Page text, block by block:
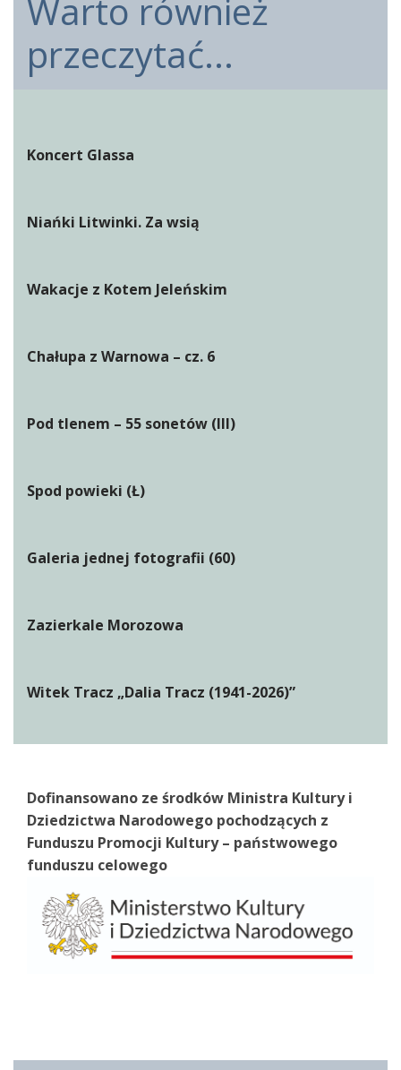
Warto również
przeczytać...
Koncert Glassa
Niańki Litwinki. Za wsią
Wakacje z Kotem Jeleńskim
Chałupa z Warnowa – cz. 6
Pod tlenem – 55 sonetów (III)
Spod powieki (Ł)
Galeria jednej fotografii (60)
Zazierkale Morozowa
Witek Tracz „Dalia Tracz (1941-2026)”
Dofinansowano ze środków Ministra Kultury i
Dziedzictwa Narodowego pochodzących z
Funduszu Promocji Kultury – państwowego
funduszu celowego